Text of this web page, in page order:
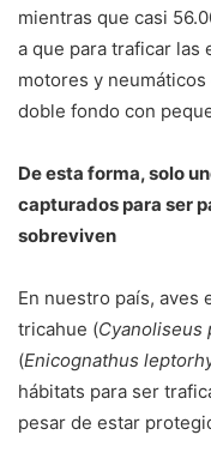
mientras que casi
a que para traficar las
motores y
doble fondo con
De esta forma, solo
capturados para ser
sobreviven
En nuestro país, aves
tricahue (Cyanoliseus
(Enicognathus
hábitats para ser
pesar de estar